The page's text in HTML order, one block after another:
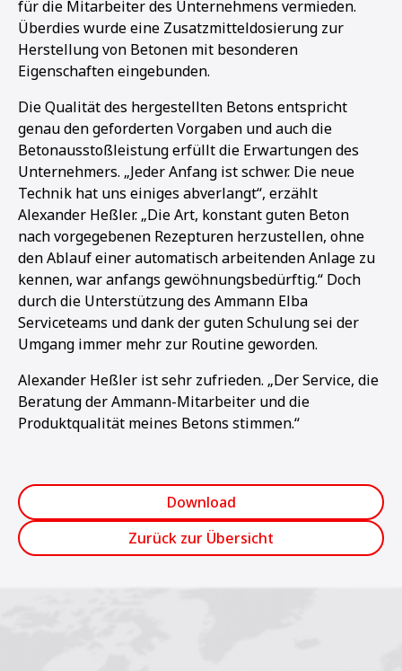
für die Mitarbeiter des Unternehmens vermieden.
Überdies wurde eine Zusatzmitteldosierung zur
Herstellung von Betonen mit besonderen
Eigenschaften eingebunden.
Die Qualität des hergestellten Betons entspricht
genau den geforderten Vorgaben und auch die
Betonausstoßleistung erfüllt die Erwartungen des
Unternehmers. „Jeder Anfang ist schwer. Die neue
Technik hat uns einiges abverlangt“, erzählt
Alexander Heßler. „Die Art, konstant guten Beton
nach vorgegebenen Rezepturen herzustellen, ohne
den Ablauf einer automatisch arbeitenden Anlage zu
kennen, war anfangs gewöhnungsbedürftig.“ Doch
durch die Unterstützung des Ammann Elba
Serviceteams und dank der guten Schulung sei der
Umgang immer mehr zur Routine geworden.
Alexander Heßler ist sehr zufrieden. „Der Service, die
Beratung der Ammann-Mitarbeiter und die
Produktqualität meines Betons stimmen.“
Download
Zurück zur Übersicht